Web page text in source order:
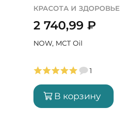
КРАСОТА И ЗДОРОВЬЕ
2 740,99 ₽
NOW, MCT Oil
1
В корзину